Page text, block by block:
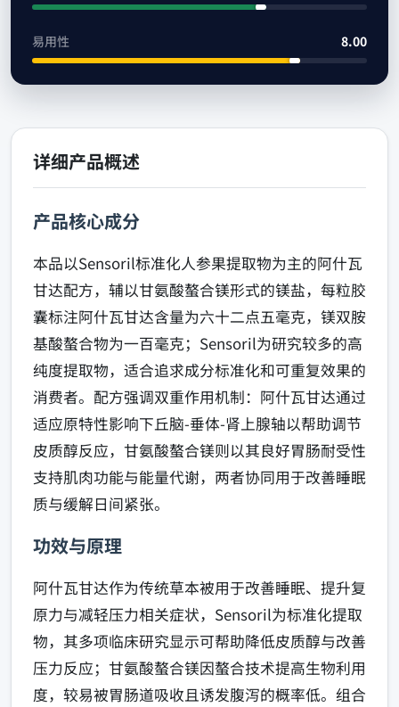
易用性 8.00
详细产品概述
产品核心成分
本品以Sensoril标准化人参果提取物为主的阿什瓦
甘达配方，辅以甘氨酸螯合镁形式的镁盐，每粒胶
囊标注阿什瓦甘达含量为六十二点五毫克，镁双胺
基酸螯合物为一百毫克；Sensoril为研究较多的高
纯度提取物，适合追求成分标准化和可重复效果的
消费者。配方强调双重作用机制：阿什瓦甘达通过
适应原特性影响下丘脑-垂体-肾上腺轴以帮助调节
皮质醇反应，甘氨酸螯合镁则以其良好胃肠耐受性
支持肌肉功能与能量代谢，两者协同用于改善睡眠
质与缓解日间紧张。
功效与原理
阿什瓦甘达作为传统草本被用于改善睡眠、提升复
原力与减轻压力相关症状，Sensoril为标准化提取
物，其多项临床研究显示可帮助降低皮质醇与改善
压力反应；甘氨酸螯合镁因螯合技术提高生物利用
度，较易被胃肠道吸收且诱发腹泻的概率低。组合